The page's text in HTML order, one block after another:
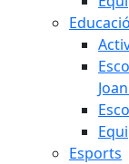
Educació
Esports